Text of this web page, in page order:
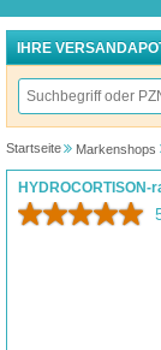
IHRE
Startseite Markenshops